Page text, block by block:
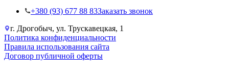
+38‎0 (93) 677 88 83Заказать звонок
г. Дрогобыч, ул. Трускавецкая, 1
Политика конфиденциальности
Правила использования сайта
Договор публичной оферты